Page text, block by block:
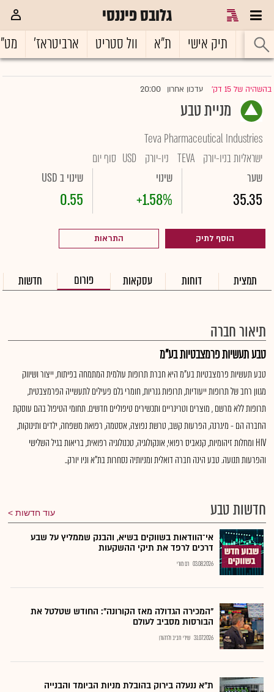
גלובס פיננסי
ראשי תיק אישי ת"א וול סטריט ארביטראז'
בהשהיה של 15 דק' |עדכון אחרון 20:00
מניית טבע
Teva Pharmaceutical Industries
ישראליות בניו-יורק TEVA ניו-יורק USD סוף יום
שער
35.35
שינוי
+1.58%
שינוי ב USD
0.55
הוסף לתיק התראות
תמצית דוחות עסקאות פורום חדשות
תיאור חברה
טבע תעשיות פרמצבטיות בע"מ
טבע תעשיות פרמצבטיות בע"מ היא חברת תרופות עולמית המתמחה בפיתוח, ייצור ושיווק
מגוון רחב של תרופות ייעודיות, תרופות גנריות, חומרי גלם פעילים לתעשייה הפרמצבטית,
תרופות ללא מרשם , מוצרים וטרינריים ותכשירים טיפוליים חדשים. תחומי הטיפול בהם עוסקת
החברה הם - מיגרנה, הפרעות קשב, טרשת נפוצה, אסטמה, רפואת משפחה, ילדים ותינוקות,
HIV ומחלות זיהומיות, קנאביס רפואי, אונקולוגיה, טכנולוגיה רפואית, בריאות בגיל השלישי
והפרעות תנועה. טבע הינה חברה דואלית ומניותיה נסחרות בת"א וניו יורק..
חדשות טבע עוד חדשות
אי־הוודאות בשווקים בשיא, והבנק שממליץ על שבע
דרכים לרפד את תיקי ההשקעות
03.08.2026 רם מורי
"המכירה הגדולה מאז הקורונה": החודש שטלטל את
הבורסות מסביב לעולם
31.07.2026 שירי חביב ולדהורן
ת"א ננעלה בירוק בהובלת מניות הביומד והבנייה